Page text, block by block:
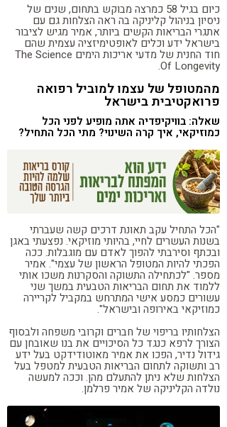
כיום בגיל 58 כמרצה מבוקש בתחום, שנים של
ניסיון בניהול קליניקה בה ראה הצלחות גם עם
אתגרי הבריאות הקשים ביותר, אמיר מגיש לציבור
בישראל ידע וכלים לאופטימיזציה עצמית שהם
חוד החנית של מדעי אריכות הימים The Science
Of Longevity.
מהמטופל של עצמו למוביל רפואה
פרואקטיבית בישראל
שאלה: בוויקיפדיה אתה מופיע לפני הכל
כמוזיקאי, איך קרה השינוי? מתי הכל התחיל?
"הכל התחיל עקב תאונת דרכים קשה שעברתי
בשנות העשרים לחיי, בהיותי מוזיקאי. נפצעתי באגן
ובכתף וסירבתי להפוך לאדם עם מוגבלות. ככה
הפכתי להיות המטופל הראשון של עצמי". אמיר
מספר. "לכתחילה התשוקה והסקרנות משכו אותי
ללמוד את תחום הבריאות הטבעית במשך שני
עשורים כמסע אישי המתרחש במקביל לקריירה
כמוזיקאי באירופה ובישראל".
הצלחותיו בריפוי של חברים וקרובי משפחה ולבסוף
הצורך לרפא כנגד כל הסיכויים את בנו שאובחן עם
גידול נדיר, הפכו את אמיר מאוטודידקט בעל ידע
רב ותשוקה לתחום הבריאות הטבעית למטפל בעל
הצלחות שלא ניתן להתעלם מהן. וככה למעשה
נולדה הקליניקה של אמיר פרלמן.